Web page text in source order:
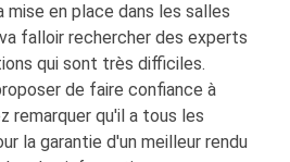
mise en place dans les salles
falloir rechercher des experts
qui sont très difficiles.
de faire confiance à
remarquer qu'il a tous les
la garantie d'un meilleur rendu